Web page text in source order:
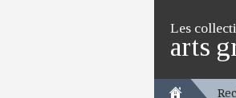
Les
arts